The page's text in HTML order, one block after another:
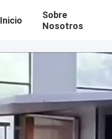
Inicio
Sobre
Nosotros